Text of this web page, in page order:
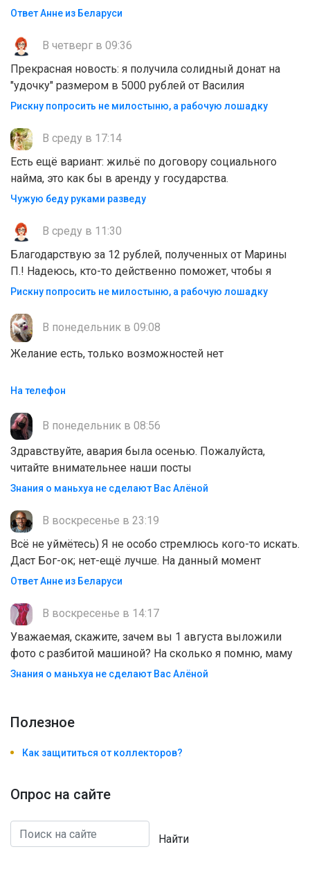
Ответ Анне из Беларуси
В четверг в 09:36
Прекрасная новость: я получила солидный донат на
"удочку" размером в 5000 рублей от Василия
Рискну попросить не милостыню, а рабочую лошадку
В среду в 17:14
Есть ещё вариант: жильё по договору социального
найма, это как бы в аренду у государства.
Чужую беду руками разведу
В среду в 11:30
Благодарствую за 12 рублей, полученных от Марины
П.! Надеюсь, кто-то действенно поможет, чтобы я
Рискну попросить не милостыню, а рабочую лошадку
В понедельник в 09:08
Желание есть, только возможностей нет
На телефон
В понедельник в 08:56
Здравствуйте, авария была осенью. Пожалуйста,
читайте внимательнее наши посты
Знания о маньхуа не сделают Вас Алëной
В воскресенье в 23:19
Всё не уймётесь) Я не особо стремлюсь кого-то искать.
Даст Бог-ок; нет-ещё лучше. На данный момент
Ответ Анне из Беларуси
В воскресенье в 14:17
Уважаемая, скажите, зачем вы 1 августа выложили
фото с разбитой машиной? На сколько я помню, маму
Знания о маньхуа не сделают Вас Алëной
Полезноe
Как защититься от коллекторов?
Опрос на сайте
Найти